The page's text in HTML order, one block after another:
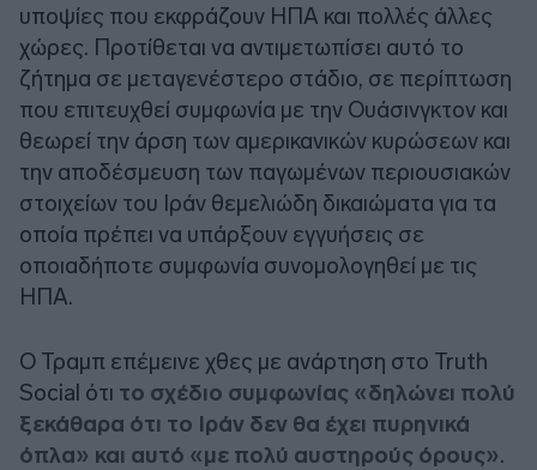
υποψίες που εκφράζουν ΗΠΑ και πολλές άλλες
χώρες. Προτίθεται να αντιμετωπίσει αυτό το
ζήτημα σε μεταγενέστερο στάδιο, σε περίπτωση
που επιτευχθεί συμφωνία με την Ουάσινγκτον και
θεωρεί την άρση των αμερικανικών κυρώσεων και
την αποδέσμευση των παγωμένων περιουσιακών
στοιχείων του Ιράν θεμελιώδη δικαιώματα για τα
οποία πρέπει να υπάρξουν εγγυήσεις σε
οποιαδήποτε συμφωνία συνομολογηθεί με τις
ΗΠΑ.
Ο Τραμπ επέμεινε χθες με ανάρτηση στο Truth
Social ότι το σχέδιο συμφωνίας «δηλώνει πολύ
ξεκάθαρα ότι το Ιράν δεν θα έχει πυρηνικά
όπλα» και αυτό «με πολύ αυστηρούς όρους».